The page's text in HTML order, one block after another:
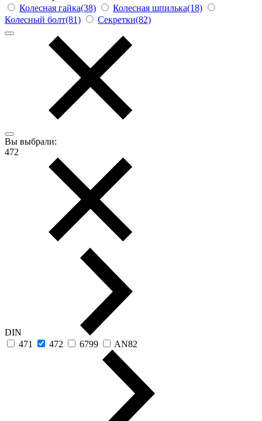
Колесная гайка(38)
Колесная шпилька(18)
Колесный болт(81)
Секретки(82)
Вы выбрали:
472
DIN
471
472 6799 AN82